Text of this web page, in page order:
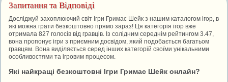
Запитання та Відповіді
Досліджуй захоплюючий світ Ігри Гримас Шейк з нашим каталогом ігор, в
які можна грати безкоштовно прямо зараз! Ця категорія ігор вже
отримала 827 голосів від гравців. Із солідним середнім рейтингом 3.47,
вона пропонує ігри з приємним досвідом, який подобається багатьом
гравцям. Вона виділяється серед інших категорій своїми унікальними
особливостями та ігровим процесом.
Які найкращі безкоштовні Ігри Гримас Шейк онлайн?